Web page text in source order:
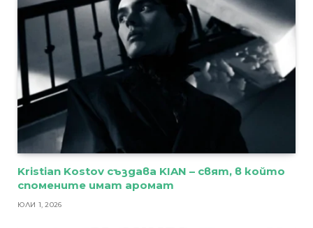
Kristian Kostov създава KIAN – свят, в който
спомените имат аромат
ЮЛИ 1, 2026